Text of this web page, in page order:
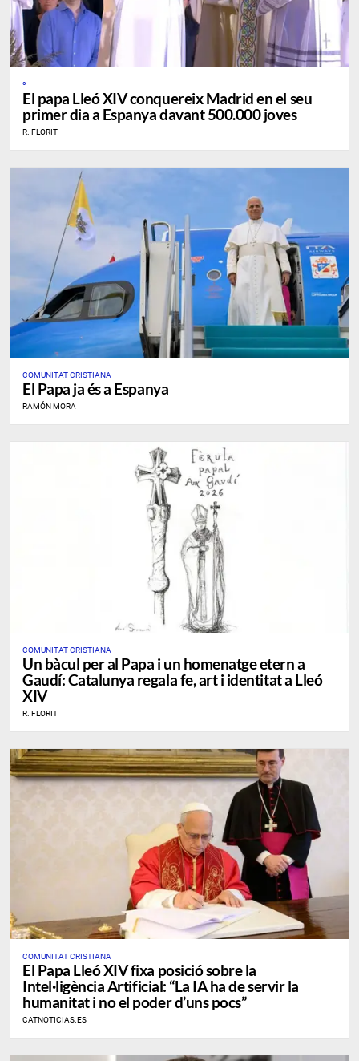
º
El papa Lleó XIV conquereix Madrid en el seu
primer dia a Espanya davant 500.000 joves
R. FLORIT
COMUNITAT CRISTIANA
El Papa ja és a Espanya
RAMÓN MORA
COMUNITAT CRISTIANA
Un bàcul per al Papa i un homenatge etern a
Gaudí: Catalunya regala fe, art i identitat a Lleó
XIV
R. FLORIT
COMUNITAT CRISTIANA
El Papa Lleó XIV fixa posició sobre la
Intel·ligència Artificial: “La IA ha de servir la
humanitat i no el poder d’uns pocs”
CATNOTICIAS.ES